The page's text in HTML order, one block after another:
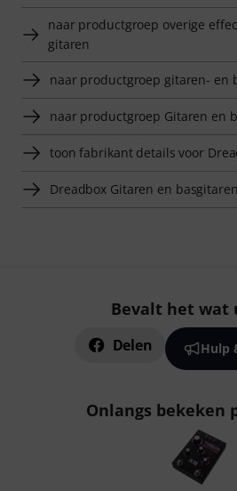
naar productgroep overige
gitaren
naar productgroep gitaren- en
naar productgroep Gitaren en
toon fabrikant details voor
Dreadbox Gitaren en
Bevalt het wat
Delen Hulp
Onlangs bekeken